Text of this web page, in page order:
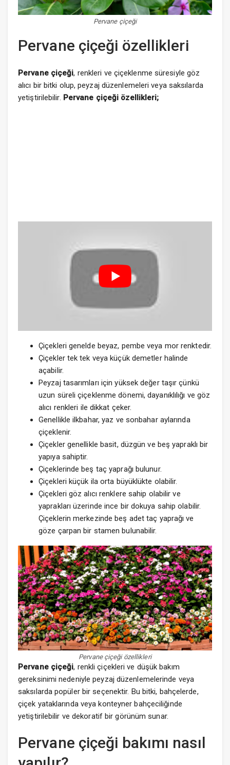
Pervane çiçeği
Pervane çiçeği özellikleri
Pervane çiçeği, renkleri ve çiçeklenme süresiyle göz
alıcı bir bitki olup, peyzaj düzenlemeleri veya saksılarda
yetiştirilebilir. Pervane çiçeği özellikleri;
Çiçekleri genelde beyaz, pembe veya mor renktedir.
Çiçekler tek tek veya küçük demetler halinde
açabilir.
Peyzaj tasarımları için yüksek değer taşır çünkü
uzun süreli çiçeklenme dönemi, dayanıklılığı ve göz
alıcı renkleri ile dikkat çeker.
Genellikle ilkbahar, yaz ve sonbahar aylarında
çiçeklenir.
Çiçekler genellikle basit, düzgün ve beş yapraklı bir
yapıya sahiptir.
Çiçeklerinde beş taç yaprağı bulunur.
Çiçekleri küçük ila orta büyüklükte olabilir.
Çiçekleri göz alıcı renklere sahip olabilir ve
yaprakları üzerinde ince bir dokuya sahip olabilir.
Çiçeklerin merkezinde beş adet taç yaprağı ve
göze çarpan bir stamen bulunabilir.
Pervane çiçeği özellikleri
Pervane çiçeği, renkli çiçekleri ve düşük bakım
gereksinimi nedeniyle peyzaj düzenlemelerinde veya
saksılarda popüler bir seçenektir. Bu bitki, bahçelerde,
çiçek yataklarında veya konteyner bahçeciliğinde
yetiştirilebilir ve dekoratif bir görünüm sunar.
Pervane çiçeği bakımı nasıl